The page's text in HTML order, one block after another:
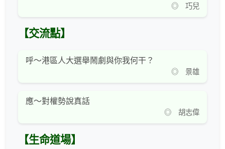
◎ 巧兒
【交流點】
呼～港區人大選舉鬧劇與你我何干？
◎ 景雄
應～對權勢說真話
◎ 胡志偉
【生命道場】